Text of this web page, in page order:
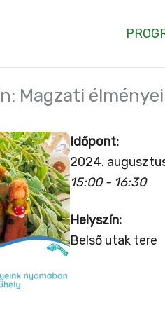
Magzati
Időpont:
2024.
15:00 - 16:30
Helyszín:
Belső utak tere